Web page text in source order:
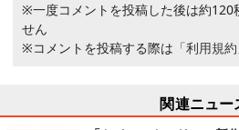
※一度コメントを投稿した後は約120
せん
※コメントを投稿する際は 「利用規約
関連ニュー